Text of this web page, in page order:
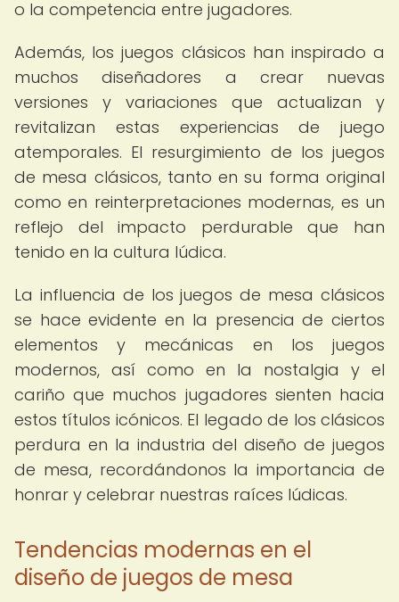
o la competencia entre jugadores.
Además, los juegos clásicos han inspirado a
muchos diseñadores a crear nuevas
versiones y variaciones que actualizan y
revitalizan estas experiencias de juego
atemporales. El resurgimiento de los juegos
de mesa clásicos, tanto en su forma original
como en reinterpretaciones modernas, es un
reflejo del impacto perdurable que han
tenido en la cultura lúdica.
La influencia de los juegos de mesa clásicos
se hace evidente en la presencia de ciertos
elementos y mecánicas en los juegos
modernos, así como en la nostalgia y el
cariño que muchos jugadores sienten hacia
estos títulos icónicos. El legado de los clásicos
perdura en la industria del diseño de juegos
de mesa, recordándonos la importancia de
honrar y celebrar nuestras raíces lúdicas.
Tendencias modernas en el
diseño de juegos de mesa